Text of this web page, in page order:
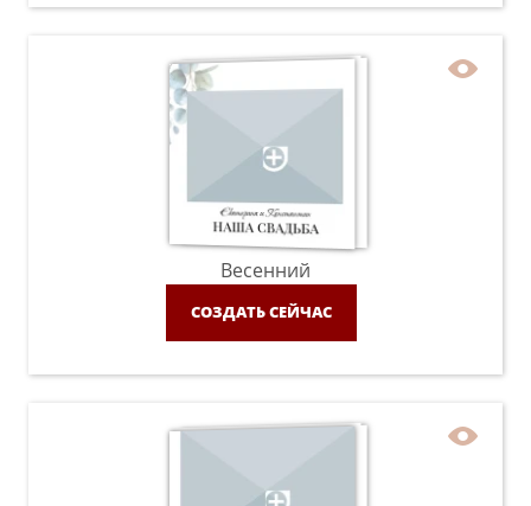
Весенний
СОЗДАТЬ СЕЙЧАС